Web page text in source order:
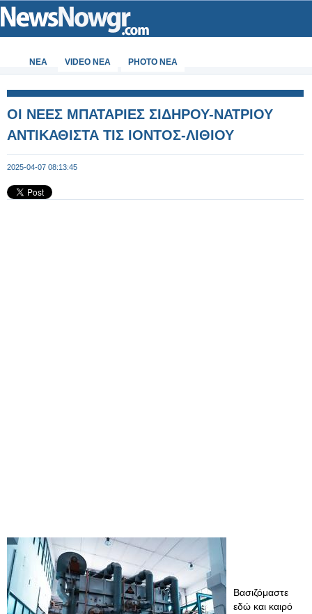
ΝΕΑ VIDEO NEA PHOTO NEA
ΟΙ ΝΕΕΣ ΜΠΑΤΑΡΙΕΣ ΣΙΔΗΡΟΥ-ΝΑΤΡΙΟΥ
ΑΝΤΙΚΑΘΙΣΤΑ ΤΙΣ ΙΟΝΤΟΣ-ΛΙΘΙΟΥ
2025-04-07 08:13:45
Βασιζόμαστε
εδώ και καιρό